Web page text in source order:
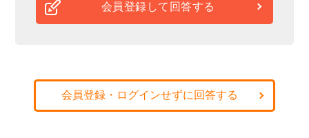
会員登録して回答する
会員登録・ログインせずに回答する